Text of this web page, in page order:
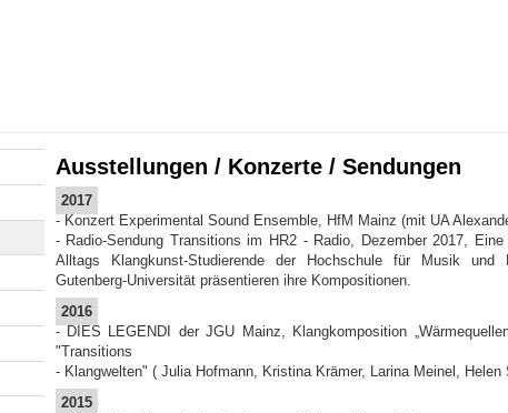
Ausstellungen / Konzerte / Sendungen
2017
- Konzert Experimental Sound Ensemble, HfM Mainz (mit UA
- Radio-Sendung Transitions im HR2 - Radio, Dezember 2017,
Alltags Klangkunst-Studierende der Hochschule für Musik und
Gutenberg-Universität präsentieren ihre Kompositionen.
2016
- DIES LEGENDI der JGU Mainz, Klangkomposition
"Transitions
- Klangwelten" ( Julia Hofmann, Kristina Krämer, Larina Meinel, Helen
2015